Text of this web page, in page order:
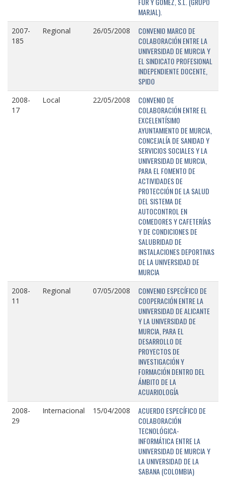
MARJAL).
2007-
185
Regional 26/05/2008
CONVENIO MARCO DE
COLABORACIÓN ENTRE LA
UNIVERSIDAD DE MURCIA Y
EL SINDICATO PROFESIONAL
INDEPENDIENTE DOCENTE,
SPIDO
2008-
17
Local 22/05/2008
CONVENIO DE
COLABORACIÓN ENTRE EL
EXCELENTÍSIMO
AYUNTAMIENTO DE MURCIA,
CONCEJALÍA DE SANIDAD Y
SERVICIOS SOCIALES Y LA
UNIVERSIDAD DE MURCIA,
PARA EL FOMENTO DE
ACTIVIDADES DE
PROTECCIÓN DE LA SALUD
DEL SISTEMA DE
AUTOCONTROL EN
COMEDORES Y CAFETERÍAS
Y DE CONDICIONES DE
SALUBRIDAD DE
INSTALACIONES DEPORTIVAS
DE LA UNIVERSIDAD DE
MURCIA
2008-
11
Regional 07/05/2008
CONVENIO ESPECÍFICO DE
COOPERACIÓN ENTRE LA
UNIVERSIDAD DE ALICANTE
Y LA UNIVERSIDAD DE
MURCIA, PARA EL
DESARROLLO DE
PROYECTOS DE
INVESTIGACIÓN Y
FORMACIÓN DENTRO DEL
ÁMBITO DE LA
ACUARIOLOGÍA
2008-
29
Internacional 15/04/2008
ACUERDO ESPECÍFICO DE
COLABORACIÓN
TECNOLÓGICA-
INFORMÁTICA ENTRE LA
UNIVERSIDAD DE MURCIA Y
LA UNIVERSIDAD DE LA
SABANA (COLOMBIA)